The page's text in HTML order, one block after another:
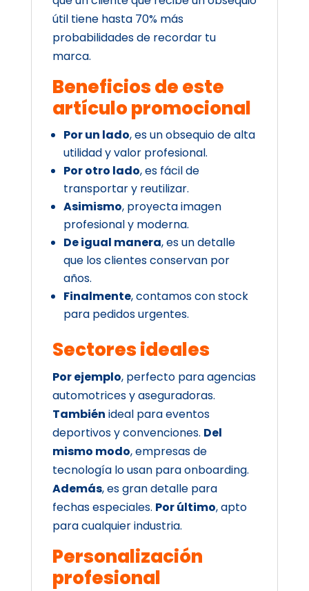
útil tiene hasta 70% más
probabilidades de recordar tu
marca.
Beneficios de este
artículo promocional
Por un lado, es un obsequio de alta
utilidad y valor profesional.
Por otro lado, es fácil de
transportar y reutilizar.
Asimismo, proyecta imagen
profesional y moderna.
De igual manera, es un detalle
que los clientes conservan por
años.
Finalmente, contamos con stock
para pedidos urgentes.
Sectores ideales
Por ejemplo, perfecto para agencias
automotrices y aseguradoras.
También ideal para eventos
deportivos y convenciones. Del
mismo modo, empresas de
tecnología lo usan para onboarding.
Además, es gran detalle para
fechas especiales. Por último, apto
para cualquier industria.
Personalización
profesional